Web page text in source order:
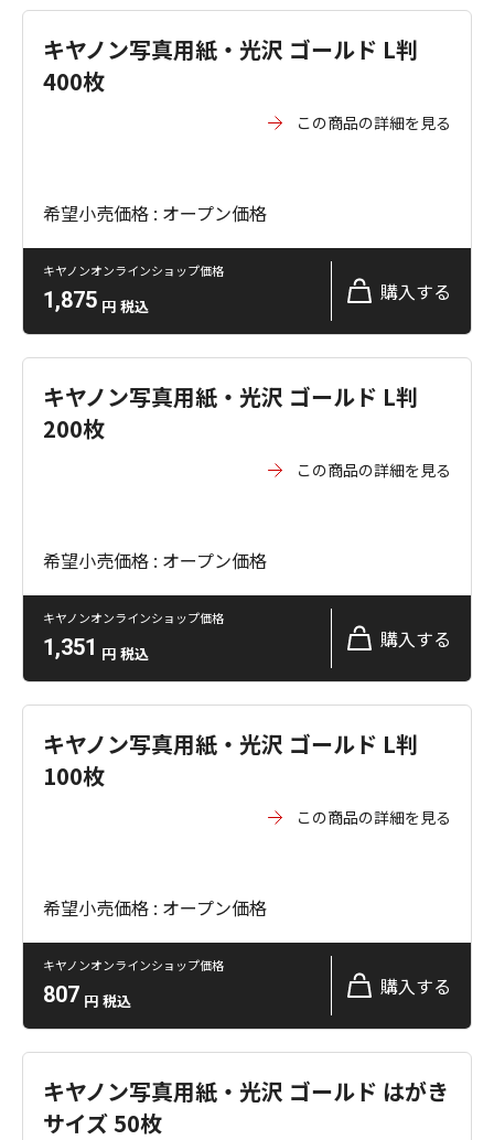
キヤノン写真用紙・光沢 ゴールド L判
400枚
この商品の詳細を見る
希望小売価格 : オープン価格
キヤノンオンラインショップ価格
1,875 円 税込
購入する
キヤノン写真用紙・光沢 ゴールド L判
200枚
この商品の詳細を見る
希望小売価格 : オープン価格
キヤノンオンラインショップ価格
1,351 円 税込
購入する
キヤノン写真用紙・光沢 ゴールド L判
100枚
この商品の詳細を見る
希望小売価格 : オープン価格
キヤノンオンラインショップ価格
807 円 税込
購入する
キヤノン写真用紙・光沢 ゴールド はがき
サイズ 50枚